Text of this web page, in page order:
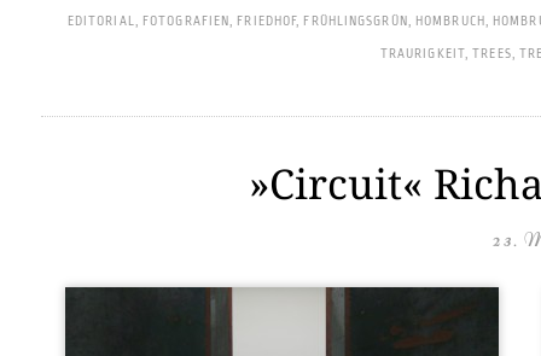
EDITORIAL, FOTOGRAFIEN, FRIEDHOF, FRÜHLINGSGRÜN, HOMBRUCH,
TRAURIGKEIT,TREES,
»Circuit«
23.